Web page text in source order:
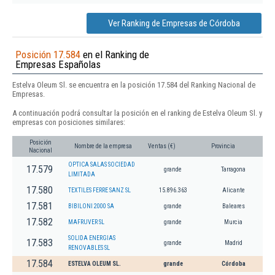
Ver Ranking de Empresas de Córdoba
Posición 17.584 en el Ranking de
Empresas Españolas
Estelva Oleum Sl. se encuentra en la posición 17.584 del Ranking Nacional de
Empresas.
A continuación podrá consultar la posición en el ranking de Estelva Oleum Sl. y
empresas con posiciones similares:
Posición
Nacional
Nombre de la empresa Ventas (€) Provincia
17.579
OPTICA SALAS SOCIEDAD
LIMITADA
grande Tarragona
17.580 TEXTILES FERRE SANZ SL 15.896.363 Alicante
17.581 BIBILONI 2000 SA grande Baleares
17.582 MAFRUVER SL grande Murcia
17.583
SOLIDA ENERGIAS
RENOVABLES SL
grande Madrid
17.584 ESTELVA OLEUM SL. grande Córdoba